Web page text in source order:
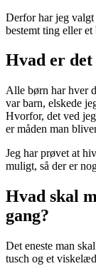
Derfor har jeg valgt
bestemt ting eller et
Hvad er det
Alle børn har hver
var barn, elskede
Hvorfor, det ved
er måden man
Jeg har prøvet at
muligt, så der er
Hvad skal
gang?
Det eneste man
tusch og et